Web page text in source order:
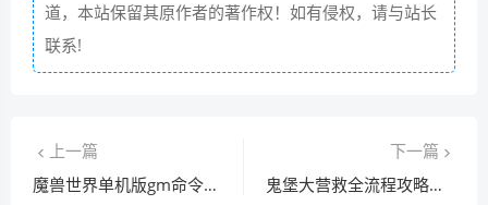
道，本站保留其原作者的著作权！如有侵权，请与站长
联系!
上一篇
魔兽世界单机版gm命令找不到怎么办？解决方法！
下一篇
鬼堡大营救全流程攻略，保姆级教学看这里！